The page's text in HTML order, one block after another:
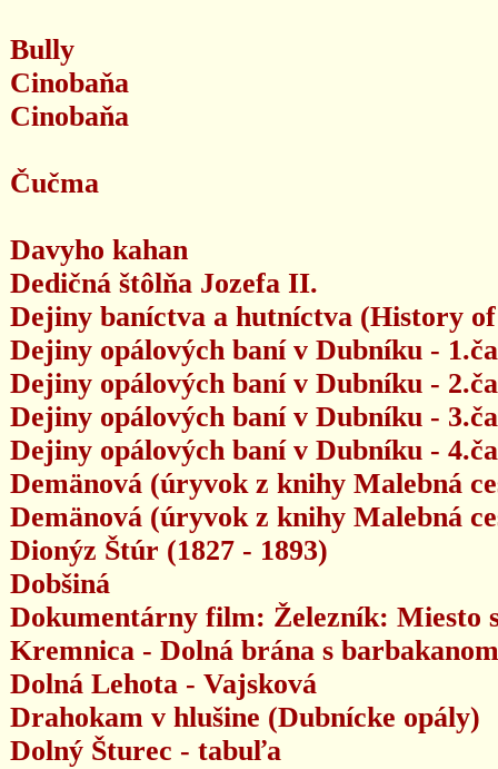
Bully
Cinobaňa
Cinobaňa
Čučma
Davyho kahan
Dedičná štôlňa Jozefa II.
Dejiny baníctva a hutníctva (History
Dejiny opálových baní v Dubníku -
Dejiny opálových baní v Dubníku -
Dejiny opálových baní v Dubníku -
Dejiny opálových baní v Dubníku -
Demänová (úryvok z knihy Malebná
Demänová (úryvok z knihy Malebná
Dionýz Štúr (1827 - 1893)
Dobšiná
Dokumentárny film: Železník: Miesto
Kremnica - Dolná brána s barbakanom
Dolná Lehota - Vajsková
Drahokam v hlušine (Dubnícke opály)
Dolný Šturec - tabuľa